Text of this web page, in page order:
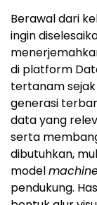
Berawal dari
ingin
di platform
tertanam
generasi
data yang
serta
dibutuhkan,
model
pendukung.